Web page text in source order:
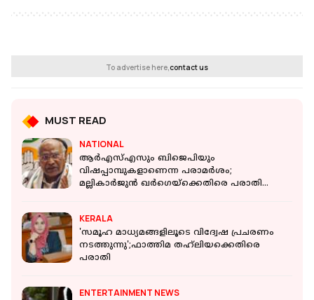
To advertise here,contact us
MUST READ
NATIONAL
ആർഎസ്എസും ബിജെപിയും
വിഷപ്പാമ്പുകളാണെന്ന പരാമർശം;
മല്ലികാർജുൻ ഖർഗെയ്‌ക്കെതിരെ പരാതി
KERALA
'സമൂഹ മാധ്യമങ്ങളിലൂടെ വിദ്വേഷ പ്രചരണം
നടത്തുന്നു';ഫാത്തിമ തഹ്‌ലിയക്കെതിരെ
പരാതി
ENTERTAINMENT NEWS